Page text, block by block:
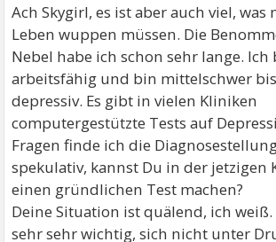
Ach Skygirl, es ist aber auch viel, was
Leben wuppen müssen. Die
Nebel habe ich schon sehr lange.
arbeitsfähig und bin mittelschwer
depressiv. Es gibt in vielen Kliniken
computergestützte Tests auf
Fragen finde ich die
spekulativ, kannst Du in der jetzigen
einen gründlichen Test machen?
Deine Situation ist quälend, ich weiß.
sehr sehr wichtig, sich nicht unter